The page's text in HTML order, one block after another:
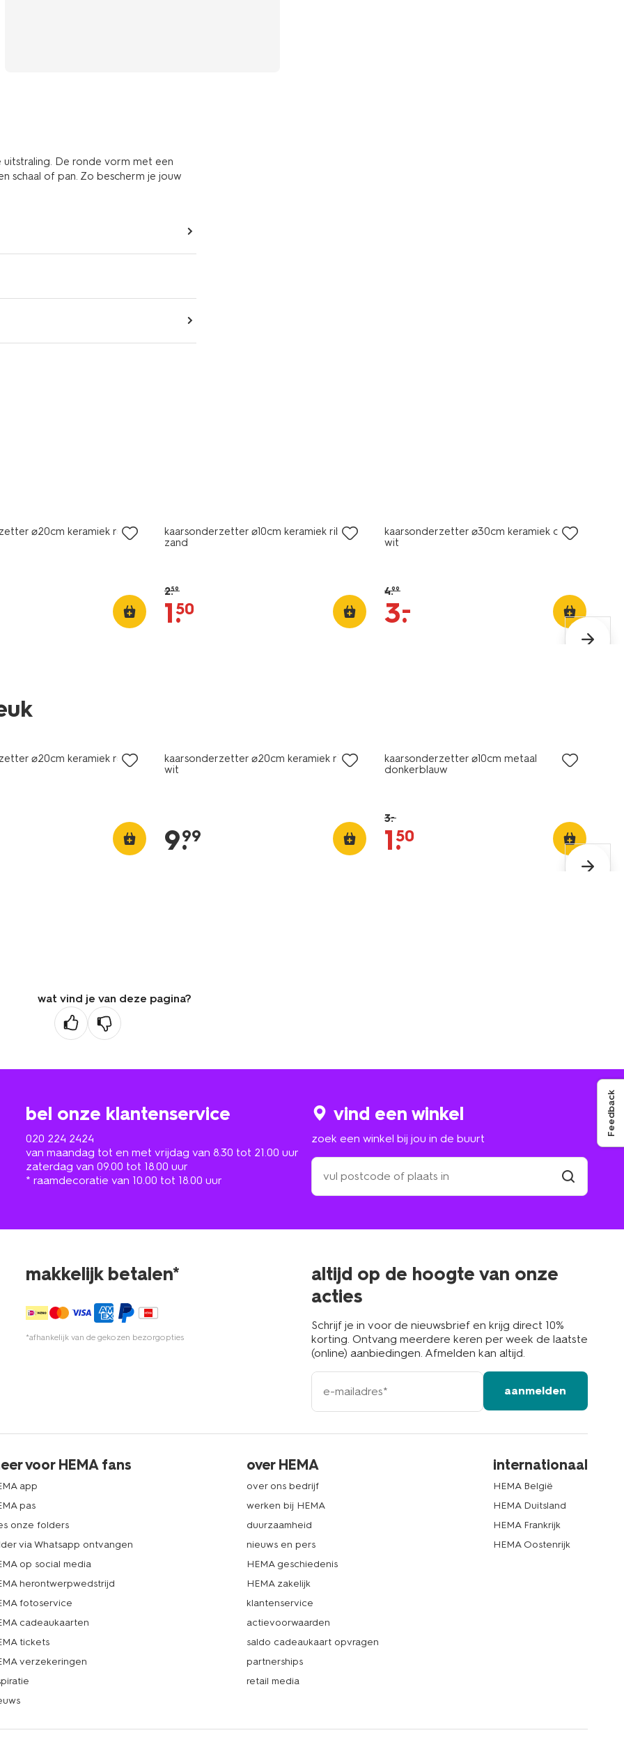
De ronde vorm met een
schaal of pan. Zo bescherm je jouw
⌀20cm keramiek roze
kaarsonderzetter ⌀10cm keramiek ribbel
zand
2.59
1.
50
kaarsonderzetter ⌀30cm keramiek ovaal
wit
4.99
3.
–
⌀20cm keramiek roze
kaarsonderzetter ⌀20cm keramiek ribbel
wit
9.
99
kaarsonderzetter ⌀10cm metaal
donkerblauw
3.–
1.
50
wat vind je van deze pagina?
bel onze klantenservice
020 224 2424
van maandag tot en met vrijdag van 8.30 tot 21.00 uur
zaterdag van 09.00 tot 18.00 uur
* raamdecoratie van 10.00 tot 18.00 uur
vind een winkel
zoek een winkel bij jou in de buurt
zoek
een
winkel
in
makkelijk betalen*
*afhankelijk van de gekozen bezorgopties
altijd op de hoogte van onze
acties
Schrijf je in voor de nieuwsbrief en krijg direct 10%
korting. Ontvang meerdere keren per week de laatste
(online) aanbiedingen. Afmelden kan altijd.
e-
mailadres
aanmelden
voor HEMA fans
app
pas
onze folders
via Whatsapp ontvangen
op social media
herontwerpwedstrijd
fotoservice
cadeaukaarten
tickets
verzekeringen
over HEMA
over ons bedrijf
werken bij HEMA
duurzaamheid
nieuws en pers
HEMA geschiedenis
HEMA zakelijk
klantenservice
actievoorwaarden
saldo cadeaukaart opvragen
partnerships
retail media
internationaal
HEMA België
HEMA Duitsland
HEMA Frankrijk
HEMA Oostenrijk
Feedback